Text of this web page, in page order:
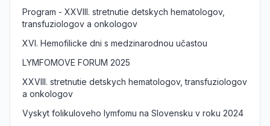
Program - XXVIII. stretnutie detskych hematologov,
transfuziologov a onkologov
XVI. Hemofilicke dni s medzinarodnou učastou
LYMFOMOVE FORUM 2025
XXVIII. stretnutie detskych hematologov, transfuziologov
a onkologov
Vyskyt folikuloveho lymfomu na Slovensku v roku 2024